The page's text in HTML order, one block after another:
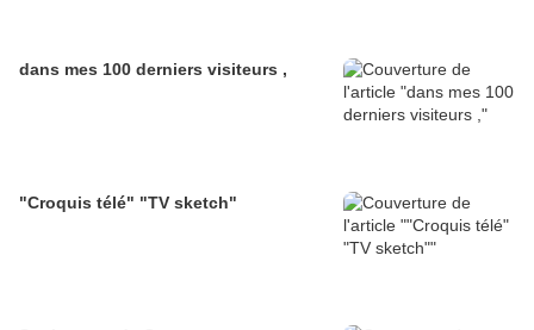
dans mes 100 derniers visiteurs ,
"Croquis télé" "TV sketch"